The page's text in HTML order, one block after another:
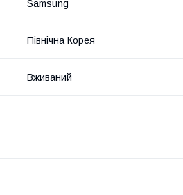
Samsung
Північна Корея
Вживаний